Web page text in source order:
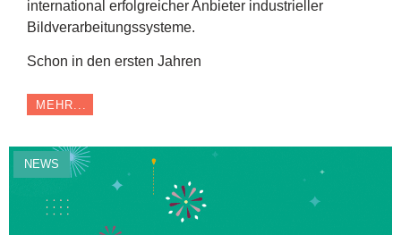
international erfolgreicher Anbieter industrieller
Bildverarbeitungssysteme.
Schon in den ersten Jahren
MEHR...
NEWS